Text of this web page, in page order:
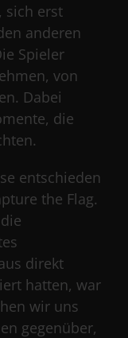
sich erst
anderen
Spieler
von
Dabei
die
entschieden
the Flag.
direkt
hatten, war
wir uns
gegenüber,